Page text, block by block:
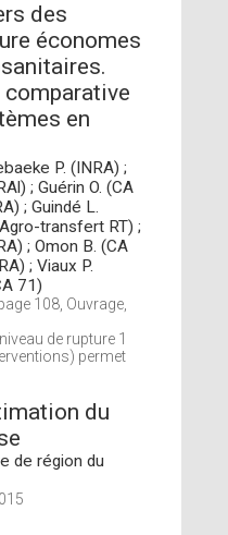
des
économes
comparative
en
P. (INRA) ;
; Guérin O. (CA
; Guindé L.
transfert RT) ;
; Omon B. (CA
; Viaux P.
71)
108, Ouvrage,
niveau de rupture 1
permet
du
de région du